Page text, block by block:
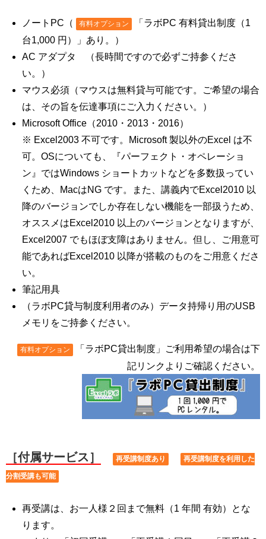
ノートPC（ 有料オプション
「ラボPC 有料貸出制度（1
台1,000 円）」あり。）
AC アダプタ （長時間ですので必ずご持参くださ
い。）
マウス必須（マウスは無料貸与可能です。ご希望の場合
は、その旨を伝達事項にご入力ください。）
Microsoft Office（2010・2013・2016）
※ Excel2003 不可です。Microsoft 製以外のExcel は不
可。OSについても、『パーフェクト・オペレーショ
ン』ではWindows ショートカットなどを多数扱ってい
くため、MacはNG です。また、講義内でExcel2010 以
降のバージョンでしか存在しない機能を一部扱うため、
オススメはExcel2010 以上のバージョンとなりますが、
Excel2007 でもほぼ支障はありません。但し、ご用意可
能であればExcel2010 以降が搭載のものをご用意くださ
い。
筆記用具
（ラボPC貸与制度利用者のみ）データ持帰り用のUSB
メモリをご持参ください。
有料オプション
「ラボPC貸出制度」ご利用希望の場合は下
記リンクよりご確認ください。
［付属サービス］ 再受講制度あり 再受講制度を利用した
分割受講も可能
再受講は、お一人様２回まで無料（1 年間 有効）とな
ります。